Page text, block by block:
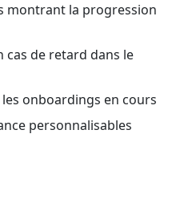
montrant la progression
cas de retard dans le
les onboardings en cours
personnalisables